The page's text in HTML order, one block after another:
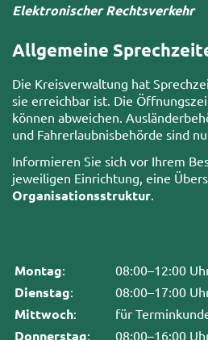
Elektronischer Rechtsverkehr
Allgemeine
Die Kreisverwaltung hat
sie erreichbar ist. Die
können abweichen.
und Fahrerlaubnisbehörde sind
Informieren Sie sich vor Ihrem
jeweiligen Einrichtung, eine
Organisationsstruktur
Montag: 08:00–12:00
Dienstag: 08:00–17:00
Mittwoch: für
Donnerstag: 08:00–16:00